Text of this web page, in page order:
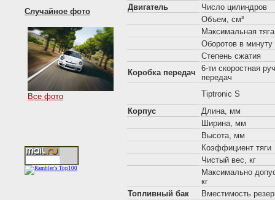
Случайное фото
Все фото
Двигатель
Число цилиндров
Объем, см³
Максимальная
Оборотов в минуту
Степень сжатия
Коробка передач
6-ти скоростная
передач
Tiptronic S
Корпус
Длина, мм
Ширина, мм
Высота, мм
Коэффициент тяги
Чистый вес, кг
Максимально
кг
Топливный бак
Вместимость